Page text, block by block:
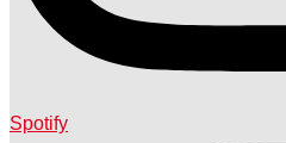
Spotify